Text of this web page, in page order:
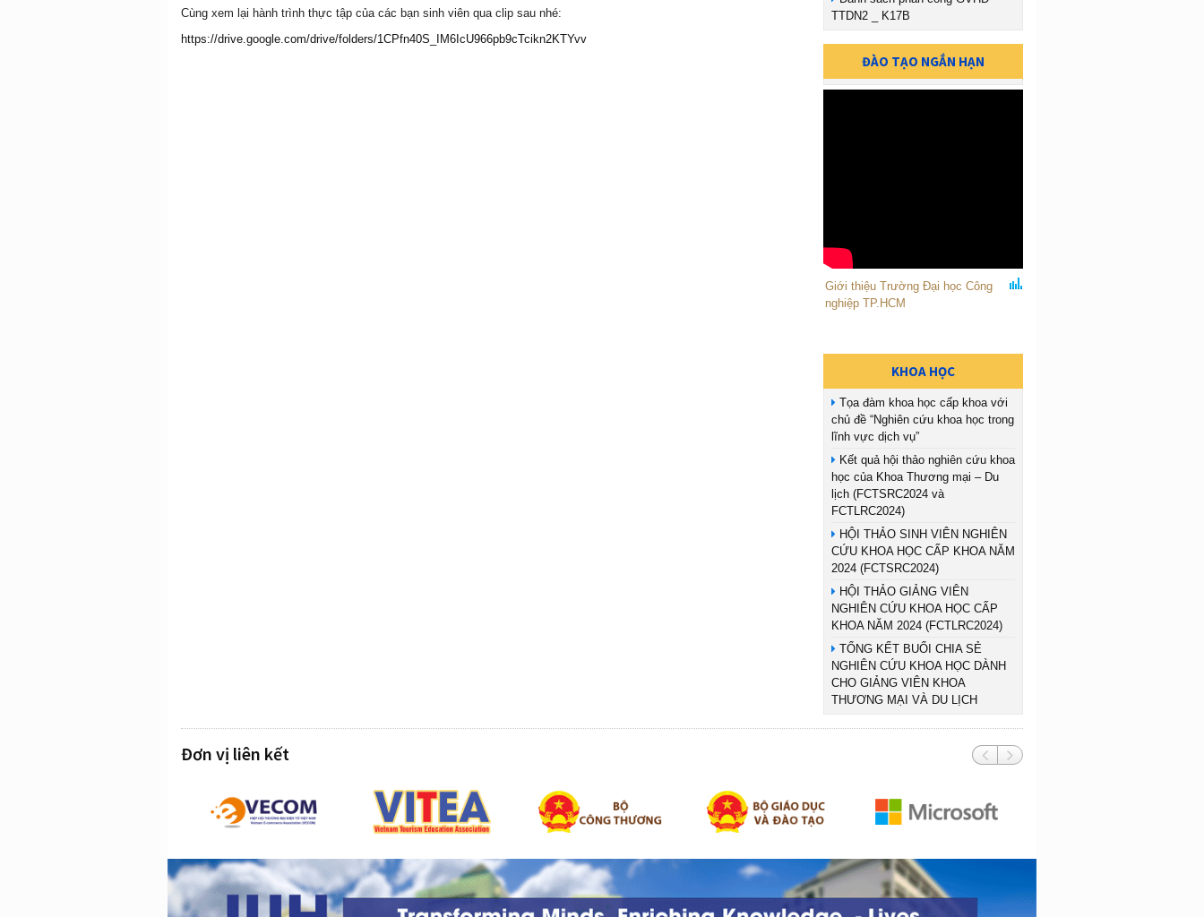
Cùng xem lại hành trình thực tập của các bạn sinh viên qua clip sau nhé:
https://drive.google.com/drive/folders/1CPfn40S_IM6IcU966pb9cTcikn2KTYvv
TTDN2 _ K17B
ĐÀO TẠO NGẮN HẠN
Giới thiệu Trường Đại học Công
nghiệp TP.HCM
KHOA HỌC
Tọa đàm khoa học cấp khoa với
chủ đề “Nghiên cứu khoa học trong
lĩnh vực dịch vụ”
Kết quả hội thảo nghiên cứu khoa
học của Khoa Thương mại – Du
lịch (FCTSRC2024 và
FCTLRC2024)
HỘI THẢO SINH VIÊN NGHIÊN
CỨU KHOA HỌC CẤP KHOA NĂM
2024 (FCTSRC2024)
HỘI THẢO GIẢNG VIÊN
NGHIÊN CỨU KHOA HỌC CẤP
KHOA NĂM 2024 (FCTLRC2024)
TỔNG KẾT BUỔI CHIA SẺ
NGHIÊN CỨU KHOA HỌC DÀNH
CHO GIẢNG VIÊN KHOA
THƯƠNG MẠI VÀ DU LỊCH
Đơn vị liên kết